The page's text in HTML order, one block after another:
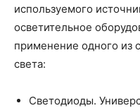
используемого
осветительное
применение одного из
света:
Светодиоды.